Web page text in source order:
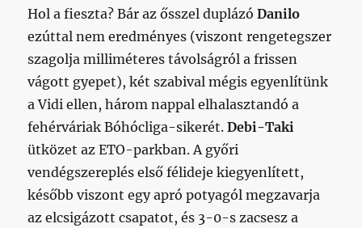
Hol a fieszta? Bár az ősszel duplázóDanilo
ezúttal nem eredményes (viszont rengetegszer
szagolja milliméteres távolságról a frissen
vágott gyepet), két szabival mégis egyenlítünk
a Vidi ellen, három nappal elhalasztandó a
fehérváriak Bóhócliga-sikerét. Debi-Taki
ütközet az ETO-parkban. A győri
vendégszereplés első félideje kiegyenlített,
később viszont egy apró potyagól megzavarja
az elcsigázott csapatot, és 3-0-s zacsesz a